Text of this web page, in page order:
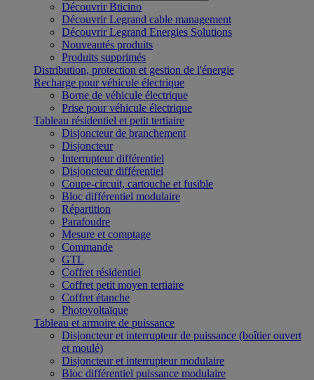
Découvrir Bticino
Découvrir Legrand cable management
Découvrir Legrand Energies Solutions
Nouveautés produits
Produits supprimés
Distribution, protection et gestion de l'énergie
Recharge pour véhicule électrique
Borne de véhicule électrique
Prise pour véhicule électrique
Tableau résidentiel et petit tertiaire
Disjoncteur de branchement
Disjoncteur
Interrupteur différentiel
Disjoncteur différentiel
Coupe-circuit, cartouche et fusible
Bloc différentiel modulaire
Répartition
Parafoudre
Mesure et comptage
Commande
GTL
Coffret résidentiel
Coffret petit moyen tertiaire
Coffret étanche
Photovoltaïque
Tableau et armoire de puissance
Disjoncteur et interrupteur de puissance (boîtier ouvert
et moulé)
Disjoncteur et interrupteur modulaire
Bloc différentiel puissance modulaire